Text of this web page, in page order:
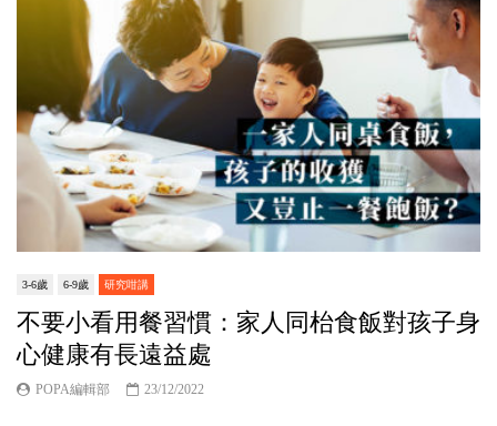
3-6歲 6-9歲 研究咁講
不要小看用餐習慣：家人同枱食飯對孩子身
心健康有長遠益處
POPA編輯部 23/12/2022